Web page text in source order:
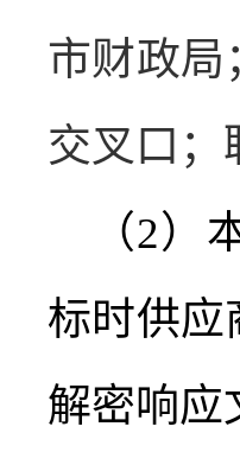
市财政局
交叉口；
（2）
标时供应
解密响应